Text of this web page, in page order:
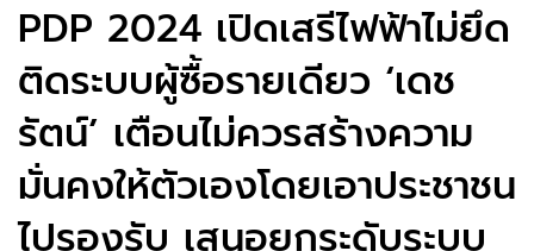
PDP 2024 เปิดเสรีไฟฟ้าไม่ยึด
ติดระบบผู้ซื้อรายเดียว ‘เดช
รัตน์’ เตือนไม่ควรสร้างความ
มั่นคงให้ตัวเองโดยเอาประชาชน
ไปรองรับ เสนอยกระดับระบบ